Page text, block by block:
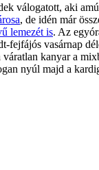
válogatott, aki
, de idén már
lemezét is. Az
fejfájós vasárnap
váratlan kanyar a
nyúl majd a